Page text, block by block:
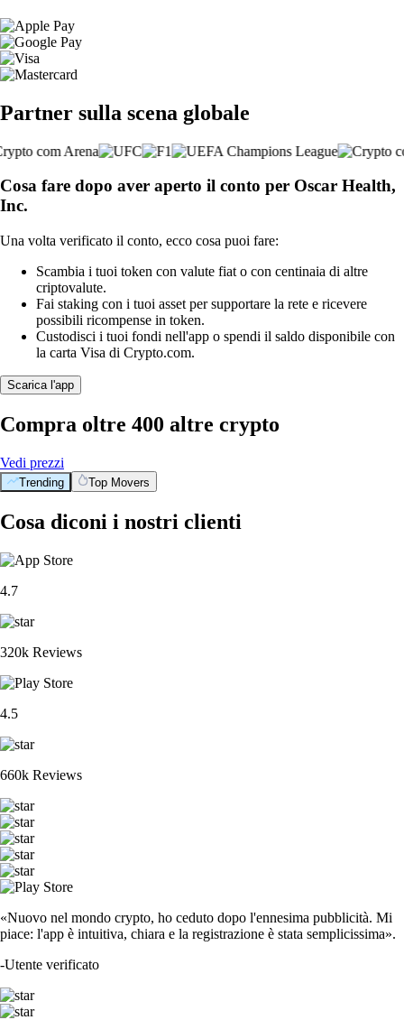
Partner sulla scena globale
Cosa fare dopo aver aperto il conto per Oscar Health,
Inc.
Una volta verificato il conto, ecco cosa puoi fare:
Scambia i tuoi token con valute fiat o con centinaia di altre
criptovalute.
Fai staking con i tuoi asset per supportare la rete e ricevere
possibili ricompense in token.
Custodisci i tuoi fondi nell'app o spendi il saldo disponibile con
la carta Visa di Crypto.com.
Scarica l'app
Compra oltre 400 altre crypto
Vedi prezzi
Trending Top Movers
Cosa diconi i nostri clienti
4.7
320k Reviews
4.5
660k Reviews
«Nuovo nel mondo crypto, ho ceduto dopo l'ennesima pubblicità. Mi
piace: l'app è intuitiva, chiara e la registrazione è stata semplicissima».
-Utente verificato